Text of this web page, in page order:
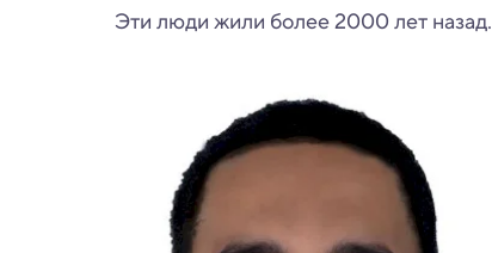
Эти люди жили более 2000 лет назад.